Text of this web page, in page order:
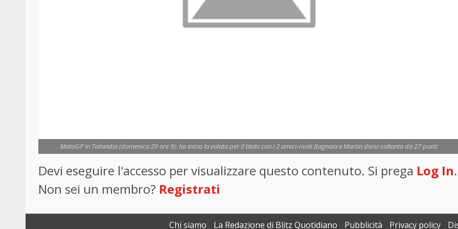
MotoGP in Tailandia (domenica 29 ore 9): ha inizio la volata per il titolo con i 2 amici-rivali Bagnaia e Martin divisi soltanto da 27 punti
Devi eseguire l'accesso per visualizzare questo contenuto. Si prega Log In.
Non sei un membro? Registrati
Chi siamo La Redazione di Blitz Quotidiano Pubblicità Privacy policy